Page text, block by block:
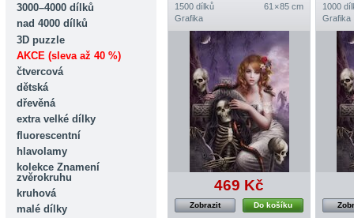
3000–4000 dílků
nad 4000 dílků
3D puzzle
AKCE (sleva až 40 %)
čtvercová
dětská
dřevěná
extra velké dílky
fluorescentní
hlavolamy
kolekce Znamení
zvěrokruhu
kruhová
malé dílky
1500 dílků
61 × 85 cm
Grafika
469 Kč
Do košíku
Zobrazit
1000
Grafika